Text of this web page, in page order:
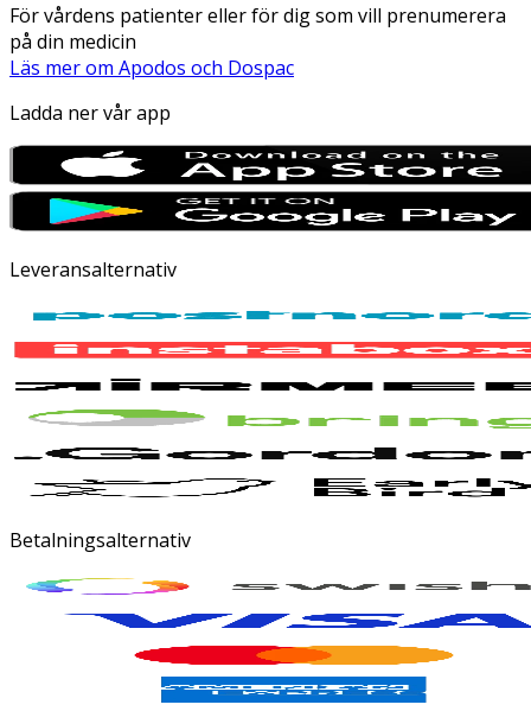
För vårdens patienter eller för dig som vill prenumerera
på din medicin
Läs mer om Apodos och Dospac
Ladda ner vår app
Leveransalternativ
Betalningsalternativ